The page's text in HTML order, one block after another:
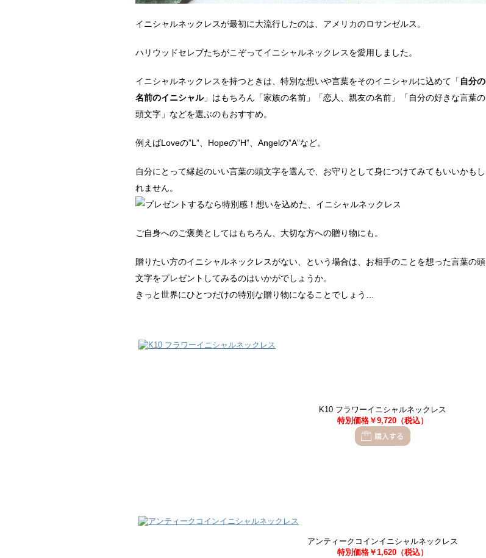
イニシャルネックレスが最初に大流行したのは、アメリカのロサンゼルス。
ハリウッドセレブたちがこぞってイニシャルネックレスを愛用しました。
イニシャルネックレスを持つときは、特別な想いや言葉をそのイニシャルに込めて「 自分の
名前のイニシャル」はもちろん「家族の名前」「恋人、親友の名前」「自分の好きな言葉の
頭文字」などを選ぶのもおすすめ。
例えばLoveの”L”、Hopeの”H”、Angelの”A”など。
自分にとって縁起のいい言葉の頭文字を選んで、お守りとして身につけてみてもいいかもし
れません。
ご自身へのご褒美としてはもちろん、大切な方への贈り物にも。
贈りたい方のイニシャルネックレスがない、という場合は、お相手のことを想った言葉の頭
文字をプレゼントしてみるのはいかがでしょうか。
きっと世界にひとつだけの特別な贈り物になることでしょう…
K10 フラワーイニシャルネックレス
特別価格￥9,720（税込）
アンティークコインイニシャルネックレス
特別価格￥1,620（税込）